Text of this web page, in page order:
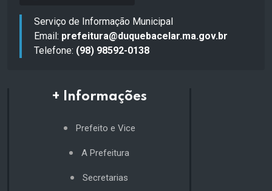
Serviço de Informação Municipal
Email: prefeitura@duquebacelar.ma.gov.br
Telefone: (98) 98592-0138
+ Informações
Prefeito e Vice
A Prefeitura
Secretarias